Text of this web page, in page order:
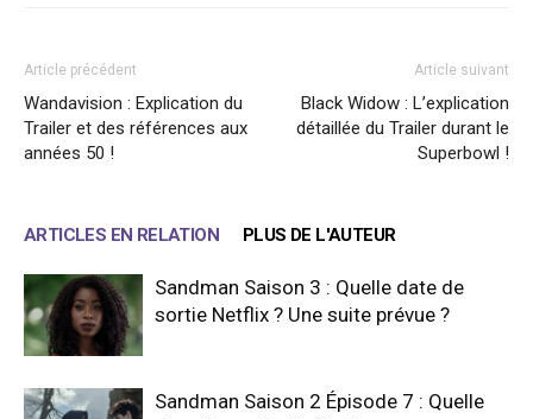
Article précédent
Wandavision : Explication du
Trailer et des références aux
années 50 !
Article suivant
Black Widow : L’explication
détaillée du Trailer durant le
Superbowl !
ARTICLES EN RELATION PLUS DE L'AUTEUR
Sandman Saison 3 : Quelle date de
sortie Netflix ? Une suite prévue ?
Sandman Saison 2 Épisode 7 : Quelle